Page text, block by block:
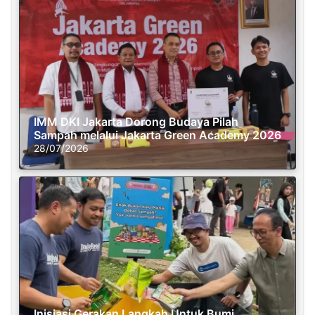
IMM DKI Jakarta Dorong Budaya Pilah
Sampah melalui Jakarta Green Academy 2026
28/07/2026